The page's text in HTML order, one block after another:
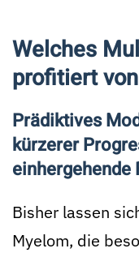
Welches
profitiert
Prädiktives
kürzerer
einhergehende
Bisher lassen
Myelom, die